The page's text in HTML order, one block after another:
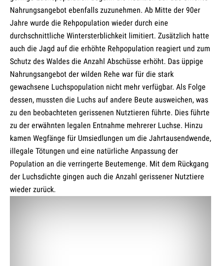
Nahrungsangebot ebenfalls zuzunehmen. Ab Mitte der 90er
Jahre wurde die Rehpopulation wieder durch eine
durchschnittliche Wintersterblichkeit limitiert. Zusätzlich hatte
auch die Jagd auf die erhöhte Rehpopulation reagiert und zum
Schutz des Waldes die Anzahl Abschüsse erhöht. Das üppige
Nahrungsangebot der wilden Rehe war für die stark
gewachsene Luchspopulation nicht mehr verfügbar. Als Folge
dessen, mussten die Luchs auf andere Beute ausweichen, was
zu den beobachteten gerissenen Nutztieren führte. Dies führte
zu der erwähnten legalen Entnahme mehrerer Luchse. Hinzu
kamen Wegfänge für Umsiedlungen um die Jahrtausendwende,
illegale Tötungen und eine natürliche Anpassung der
Population an die verringerte Beutemenge. Mit dem Rückgang
der Luchsdichte gingen auch die Anzahl gerissener Nutztiere
wieder zurück.